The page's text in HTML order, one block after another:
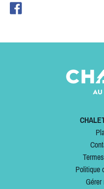
Politique
Gérer